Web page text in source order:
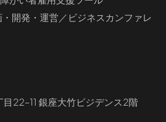
・開発・運営／ビジネスカンファレ
目22-11 銀座大竹ビジデンス2階